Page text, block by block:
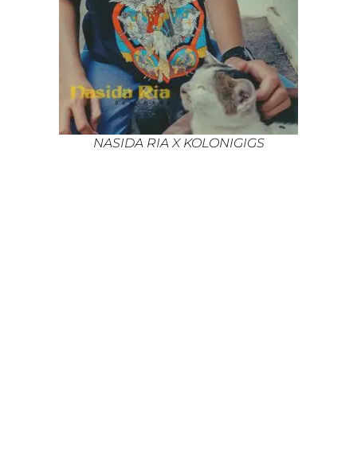
NASIDA RIA X KOLONIGIGS